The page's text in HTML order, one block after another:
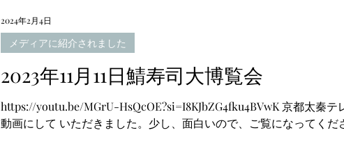
2023年11月11日鯖寿司大博覧会
https://youtu.be/MGrU-HsQcOE?si=I8KJbZG4fku4BVwK 京都太秦
動画にして いただきました。少し、面白いので、ご覧になってくだ
メディアに紹介されました
2024年2月4日